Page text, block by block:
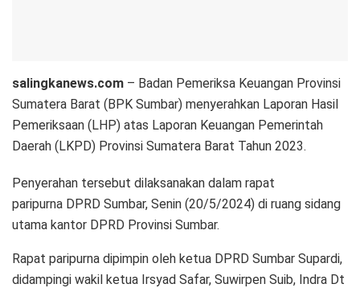
salingkanews.com – Badan Pemeriksa Keuangan Provinsi
Sumatera Barat (BPK Sumbar) menyerahkan Laporan Hasil
Pemeriksaan (LHP) atas Laporan Keuangan Pemerintah
Daerah (LKPD) Provinsi Sumatera Barat Tahun 2023.
Penyerahan tersebut dilaksanakan dalam rapat
paripurna DPRD Sumbar, Senin (20/5/2024) di ruang sidang
utama kantor DPRD Provinsi Sumbar.
Rapat paripurna dipimpin oleh ketua DPRD Sumbar Supardi,
didampingi wakil ketua Irsyad Safar, Suwirpen Suib, Indra Dt